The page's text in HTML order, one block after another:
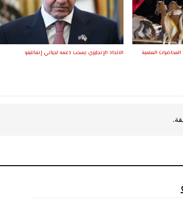
المحاضرات العلمية
الاتحاد الإنجليزي يسحب دعمه لجياني إنفانتينو